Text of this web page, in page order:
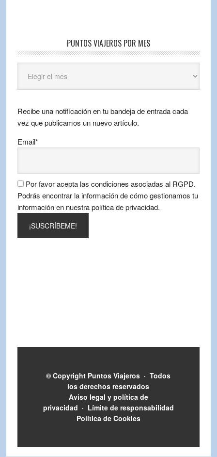
PUNTOS VIAJEROS POR MES
Viajeros
por
Recibe una notificación en tu bandeja de entrada cada
vez que publicamos un nuevo artículo.
Email*
Por favor acepta las condiciones asociadas al RGPD.
Podrás encontrar la información de cómo gestionamos tu
información en nuestra política de privacidad.
© Copyright Puntos Viajeros · Todos
los derechos reservados
Aviso legal y política de
privacidad · Límite de responsabilidad
Política de Cookies